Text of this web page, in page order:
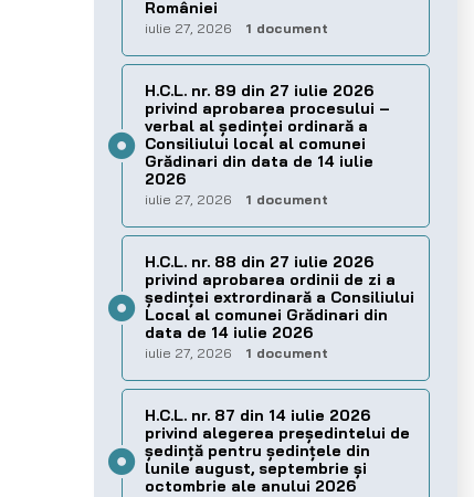
României
iulie 27, 2026 1 document
H.C.L. nr. 89 din 27 iulie 2026
privind aprobarea procesului –
verbal al şedinţei ordinară a
Consiliului local al comunei
Grădinari din data de 14 iulie
2026
iulie 27, 2026 1 document
H.C.L. nr. 88 din 27 iulie 2026
privind aprobarea ordinii de zi a
şedinţei extrordinară a Consiliului
Local al comunei Grădinari din
data de 14 iulie 2026
iulie 27, 2026 1 document
H.C.L. nr. 87 din 14 iulie 2026
privind alegerea preşedintelui de
şedinţă pentru ședințele din
lunile august, septembrie și
octombrie ale anului 2026